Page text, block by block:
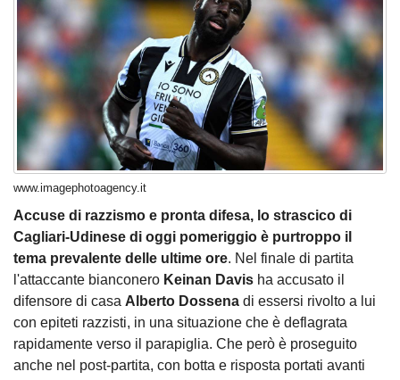
www.imagephotoagency.it
Accuse di razzismo e pronta difesa, lo strascico di
Cagliari-Udinese di oggi pomeriggio è purtroppo il
tema prevalente delle ultime ore. Nel finale di partita
l'attaccante bianconero Keinan Davis ha accusato il
difensore di casa Alberto Dossena di essersi rivolto a lui
con epiteti razzisti, in una situazione che è deflagrata
rapidamente verso il parapiglia. Che però è proseguito
anche nel post-partita, con botta e risposta portati avanti